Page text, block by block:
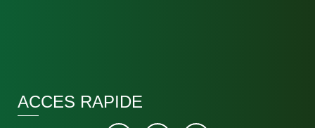
ACCES RAPIDE